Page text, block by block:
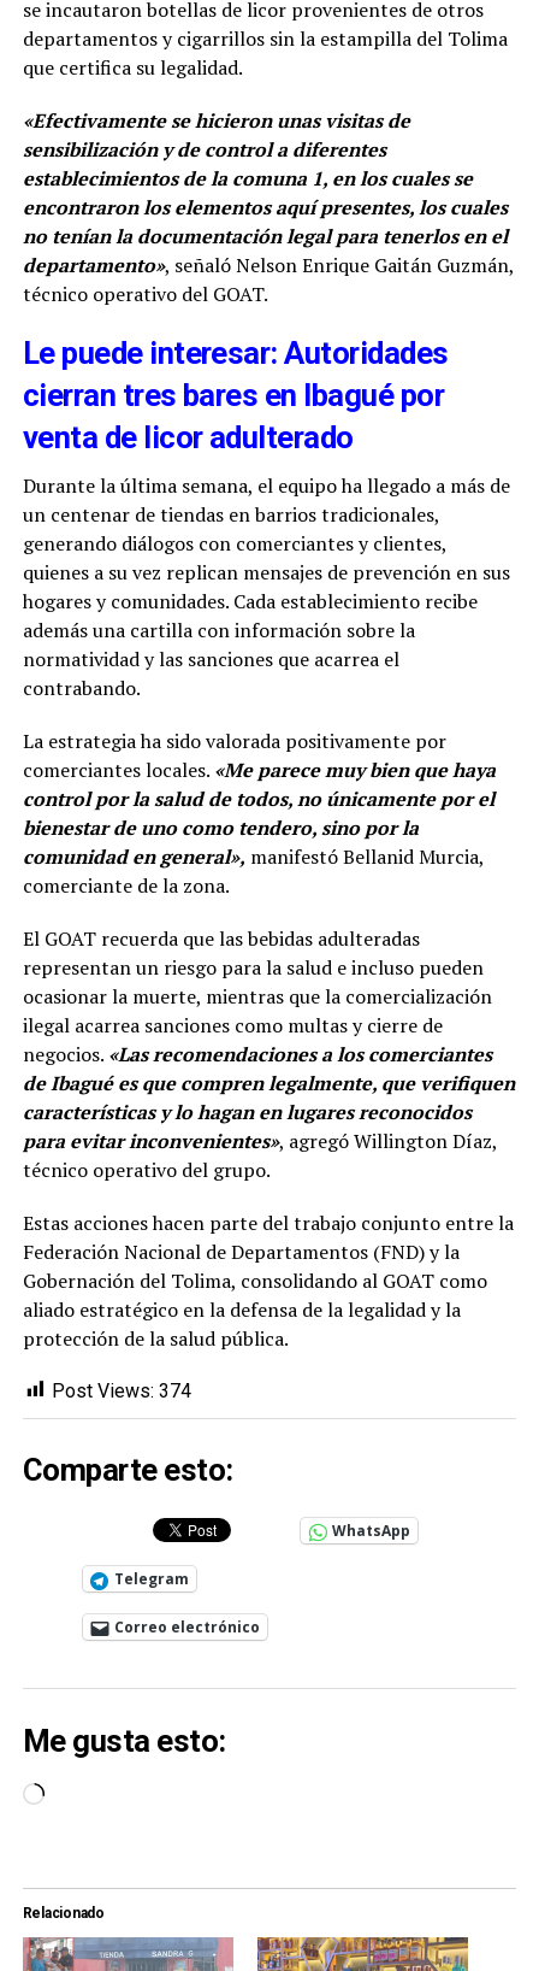
se incautaron botellas de licor provenientes de otros
departamentos y cigarrillos sin la estampilla del Tolima
que certifica su legalidad.
«Efectivamente se hicieron unas visitas de
sensibilización y de control a diferentes
establecimientos de la comuna 1, en los cuales se
encontraron los elementos aquí presentes, los cuales
no tenían la documentación legal para tenerlos en el
departamento», señaló Nelson Enrique Gaitán Guzmán,
técnico operativo del GOAT.
Le puede interesar: Autoridades
cierran tres bares en Ibagué por
venta de licor adulterado
Durante la última semana, el equipo ha llegado a más de
un centenar de tiendas en barrios tradicionales,
generando diálogos con comerciantes y clientes,
quienes a su vez replican mensajes de prevención en sus
hogares y comunidades. Cada establecimiento recibe
además una cartilla con información sobre la
normatividad y las sanciones que acarrea el
contrabando.
La estrategia ha sido valorada positivamente por
comerciantes locales. «Me parece muy bien que haya
control por la salud de todos, no únicamente por el
bienestar de uno como tendero, sino por la
comunidad en general», manifestó Bellanid Murcia,
comerciante de la zona.
El GOAT recuerda que las bebidas adulteradas
representan un riesgo para la salud e incluso pueden
ocasionar la muerte, mientras que la comercialización
ilegal acarrea sanciones como multas y cierre de
negocios. «Las recomendaciones a los comerciantes
de Ibagué es que compren legalmente, que verifiquen
características y lo hagan en lugares reconocidos
para evitar inconvenientes», agregó Willington Díaz,
técnico operativo del grupo.
Estas acciones hacen parte del trabajo conjunto entre la
Federación Nacional de Departamentos (FND) y la
Gobernación del Tolima, consolidando al GOAT como
aliado estratégico en la defensa de la legalidad y la
protección de la salud pública.
Post Views: 374
Comparte esto:
WhatsApp
Telegram
Correo electrónico
Me gusta esto:
Cargando...
Relacionado